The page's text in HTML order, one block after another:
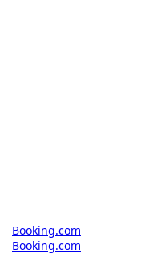
Booking.com
Booking.com